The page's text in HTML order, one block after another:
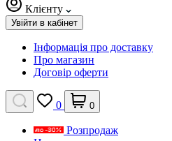
Клієнту
Увійти в кабінет
Інформація про доставку
Про магазин
Договір оферти
0 0
Розпродаж